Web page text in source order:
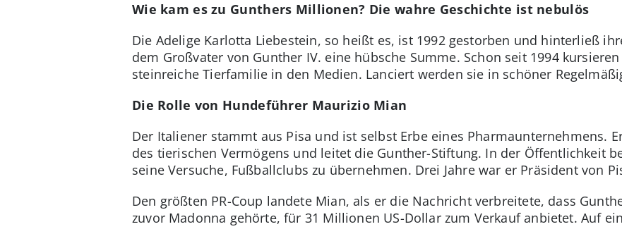
Wie kam es zu Gunthers Millionen? Die wahre Geschichte ist nebulös
Die Adelige Karlotta Liebestein, so heißt es, ist 1992 gestorben und hinterließ
dem Großvater von Gunther IV. eine hübsche Summe. Schon seit 1994
steinreiche Tierfamilie in den Medien. Lanciert werden sie in schöner
Die Rolle von Hundeführer Maurizio Mian
Der Italiener stammt aus Pisa und ist selbst Erbe eines Pharmaunternehmens.
des tierischen Vermögens und leitet die Gunther-Stiftung. In der Öffentlichkeit
seine Versuche, Fußballclubs zu übernehmen. Drei Jahre war er Präsident von
Den größten PR-Coup landete Mian, als er die Nachricht verbreitete, dass
zuvor Madonna gehörte, für 31 Millionen US-Dollar zum Verkauf anbietet. Auf